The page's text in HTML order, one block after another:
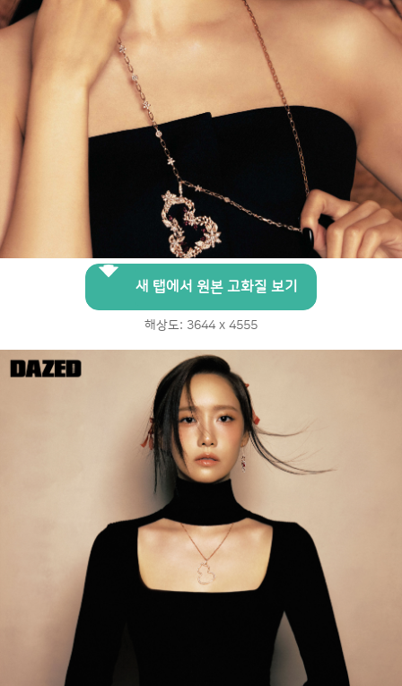
새 탭에서 원본 고화질 보기
해상도: 3644 x 4555